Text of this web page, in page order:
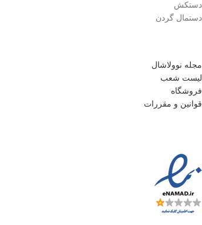
دستکش
دستمال گردن
مجله نوولاشال
لیست شعب
فروشگاه
قوانین و مقررات